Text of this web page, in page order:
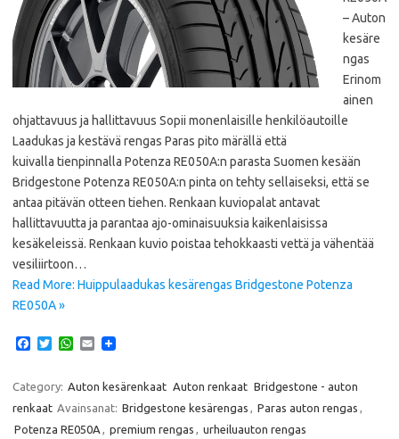
– Auton
kesäre
ngas
Erinom
ainen
ohjattavuus ja hallittavuus Sopii monenlaisille henkilöautoille
Laadukas ja kestävä rengas Paras pito märällä että
kuivalla tienpinnalla Potenza RE050A:n parasta Suomen kesään
Bridgestone Potenza RE050A:n pinta on tehty sellaiseksi, että se
antaa pitävän otteen tiehen. Renkaan kuviopalat antavat
hallittavuutta ja parantaa ajo-ominaisuuksia kaikenlaisissa
kesäkeleissä. Renkaan kuvio poistaa tehokkaasti vettä ja vähentää
vesiliirtoon…
Read More: Huippulaadukas kesärengas Bridgestone Potenza
RE050A »
e
b
o
o
T
t
e
r
W
t
s
A
p
E
i
Category: Auton kesärenkaat Auton renkaat Bridgestone - auton
renkaat Avainsanat: Bridgestone kesärengas Paras auton rengas
Potenza RE050A
premium rengas urheiluauton rengas